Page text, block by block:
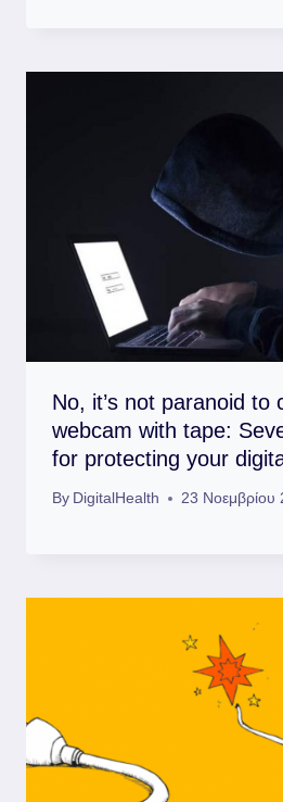
No, it’s not paranoid to
webcam with tape:
for protecting your
By DigitalHealth 23 Νοεμβρίου